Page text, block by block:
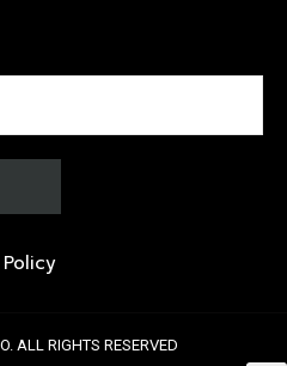
ALL RIGHTS RESERVED